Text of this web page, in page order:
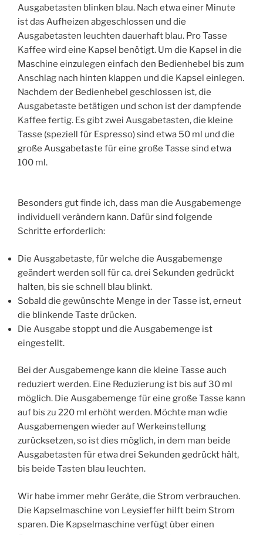
Ausgabetasten blinken blau. Nach etwa einer Minute
ist das Aufheizen abgeschlossen und die
Ausgabetasten leuchten dauerhaft blau. Pro Tasse
Kaffee wird eine Kapsel benötigt. Um die Kapsel in die
Maschine einzulegen einfach den Bedienhebel bis zum
Anschlag nach hinten klappen und die Kapsel einlegen.
Nachdem der Bedienhebel geschlossen ist, die
Ausgabetaste betätigen und schon ist der dampfende
Kaffee fertig. Es gibt zwei Ausgabetasten, die kleine
Tasse (speziell für Espresso) sind etwa 50 ml und die
große Ausgabetaste für eine große Tasse sind etwa
100 ml.
Besonders gut finde ich, dass man die Ausgabemenge
individuell verändern kann. Dafür sind folgende
Schritte erforderlich:
Die Ausgabetaste, für welche die Ausgabemenge
geändert werden soll für ca. drei Sekunden gedrückt
halten, bis sie schnell blau blinkt.
Sobald die gewünschte Menge in der Tasse ist, erneut
die blinkende Taste drücken.
Die Ausgabe stoppt und die Ausgabemenge ist
eingestellt.
Bei der Ausgabemenge kann die kleine Tasse auch
reduziert werden. Eine Reduzierung ist bis auf 30 ml
möglich. Die Ausgabemenge für eine große Tasse kann
auf bis zu 220 ml erhöht werden. Möchte man wdie
Ausgabemengen wieder auf Werkeinstellung
zurücksetzen, so ist dies möglich, in dem man beide
Ausgabetasten für etwa drei Sekunden gedrückt hält,
bis beide Tasten blau leuchten.
Wir habe immer mehr Geräte, die Strom verbrauchen.
Die Kapselmaschine von Leysieffer hilft beim Strom
sparen. Die Kapselmaschine verfügt über einen